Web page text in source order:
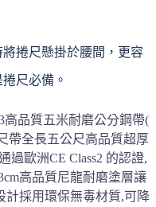
捲尺懸掛於腰間，更容
尺必備。